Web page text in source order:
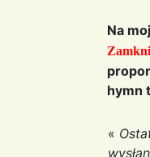
Na
hymn
«